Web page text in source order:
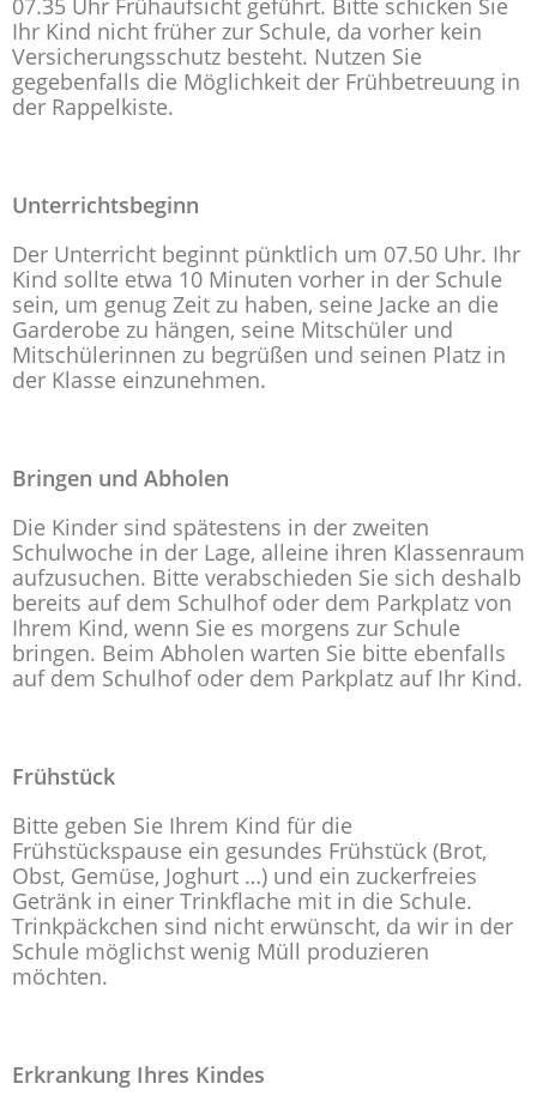
07.35 Uhr Frühaufsicht geführt. Bitte schicken Sie
Ihr Kind nicht früher zur Schule, da vorher kein
Versicherungsschutz besteht. Nutzen Sie
gegebenfalls die Möglichkeit der Frühbetreuung in
der Rappelkiste.
Unterrichtsbeginn
Der Unterricht beginnt pünktlich um 07.50 Uhr. Ihr
Kind sollte etwa 10 Minuten vorher in der Schule
sein, um genug Zeit zu haben, seine Jacke an die
Garderobe zu hängen, seine Mitschüler und
Mitschülerinnen zu begrüßen und seinen Platz in
der Klasse einzunehmen.
Bringen und Abholen
Die Kinder sind spätestens in der zweiten
Schulwoche in der Lage, alleine ihren Klassenraum
aufzusuchen. Bitte verabschieden Sie sich deshalb
bereits auf dem Schulhof oder dem Parkplatz von
Ihrem Kind, wenn Sie es morgens zur Schule
bringen. Beim Abholen warten Sie bitte ebenfalls
auf dem Schulhof oder dem Parkplatz auf Ihr Kind.
Frühstück
Bitte geben Sie Ihrem Kind für die
Frühstückspause ein gesundes Frühstück (Brot,
Obst, Gemüse, Joghurt …) und ein zuckerfreies
Getränk in einer Trinkflache mit in die Schule.
Trinkpäckchen sind nicht erwünscht, da wir in der
Schule möglichst wenig Müll produzieren
möchten.
Erkrankung Ihres Kindes